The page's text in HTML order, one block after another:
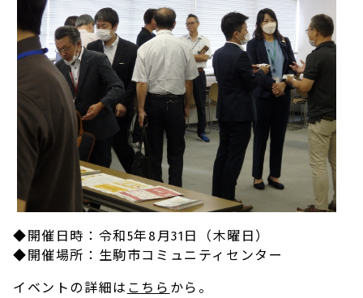
◆開催日時：令和5年8月31日（木曜日）
◆開催場所：生駒市コミュニティセンター
イベントの詳細は こちら から。